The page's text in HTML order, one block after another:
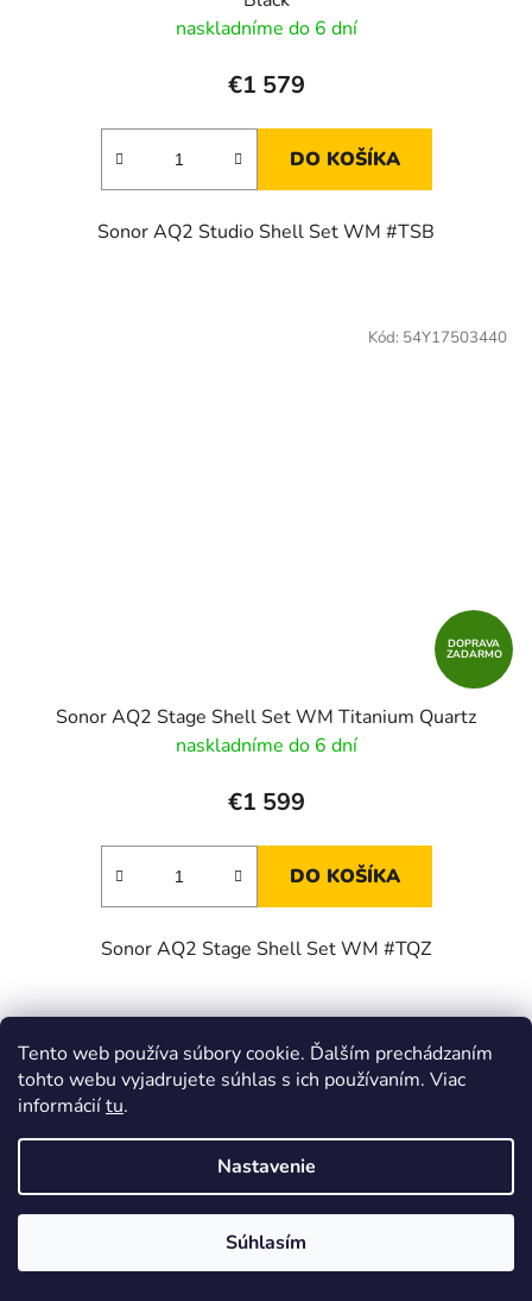
Tento web používa súbory cookie. Ďalším prechádzaním
tohto webu vyjadrujete súhlas s ich používaním. Viac
informáciítu.
Nastavenie
Súhlasím
naskladníme do 6 dní
€1 579
DO KOŠÍKA
Sonor AQ2 Studio Shell Set WM #TSB
DOPRAVA
ZADARMO
Sonor AQ2 Stage Shell Set WM Titanium Quartz
naskladníme do 6 dní
€1 599
DO KOŠÍKA
Sonor AQ2 Stage Shell Set WM #TQZ
Kód: 54Y17503440
Kód:54Y17503422